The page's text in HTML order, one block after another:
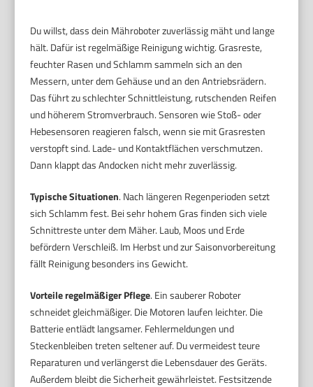
Du willst, dass dein Mähroboter zuverlässig mäht und lange
hält. Dafür ist regelmäßige Reinigung wichtig. Grasreste,
feuchter Rasen und Schlamm sammeln sich an den
Messern, unter dem Gehäuse und an den Antriebsrädern.
Das führt zu schlechter Schnittleistung, rutschenden Reifen
und höherem Stromverbrauch. Sensoren wie Stoß- oder
Hebesensoren reagieren falsch, wenn sie mit Grasresten
verstopft sind. Lade- und Kontaktflächen verschmutzen.
Dann klappt das Andocken nicht mehr zuverlässig.
Typische Situationen. Nach längeren Regenperioden setzt
sich Schlamm fest. Bei sehr hohem Gras finden sich viele
Schnittreste unter dem Mäher. Laub, Moos und Erde
befördern Verschleiß. Im Herbst und zur Saisonvorbereitung
fällt Reinigung besonders ins Gewicht.
Vorteile regelmäßiger Pflege. Ein sauberer Roboter
schneidet gleichmäßiger. Die Motoren laufen leichter. Die
Batterie entlädt langsamer. Fehlermeldungen und
Steckenbleiben treten seltener auf. Du vermeidest teure
Reparaturen und verlängerst die Lebensdauer des Geräts.
Außerdem bleibt die Sicherheit gewährleistet. Festsitzende